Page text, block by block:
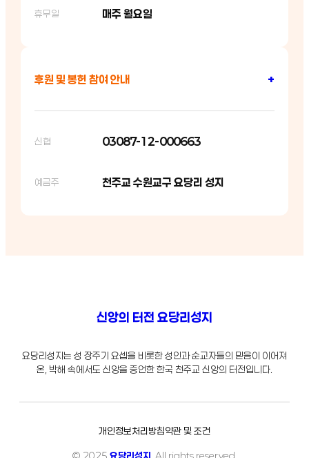
휴무일 매주 월요일
후원 및 봉헌 참여 안내 +
신협 03087-12-000663
예금주 천주교 수원교구 요당리 성지
신앙의 터전 요당리성지
요당리성지는 성 장주기 요셉을 비롯한 성인과 순교자들의 믿음이 이어져
온, 박해 속에서도 신앙을 증언한 한국 천주교 신앙의 터전입니다.
개인정보처리방침약관 및 조건